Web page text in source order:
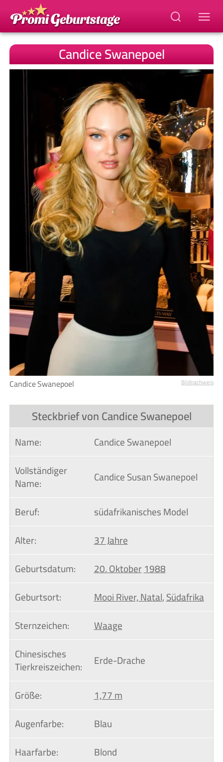
Candice Swanepoel
Candice Swanepoel Bildnachweis
Steckbrief von Candice Swanepoel
Name:
Candice Swanepoel
Vollständiger
Name:
Candice Susan Swanepoel
Beruf:
südafrikanisches Model
Alter:
37 Jahre
Geburtsdatum:
20. Oktober1988
Geburtsort:
Mooi River, Natal,Südafrika
Sternzeichen:
Waage
Chinesisches
Tierkreiszeichen:
Erde-Drache
Größe:
1,77 m
Augenfarbe:
Blau
Haarfarbe:
Blond